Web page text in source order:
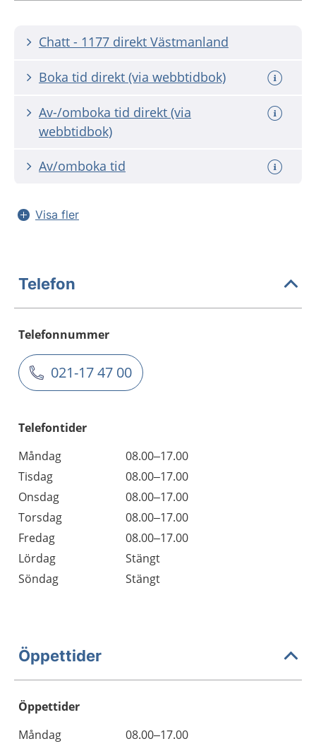
Chatt - 1177 direkt Västmanland
Boka tid direkt (via webbtidbok)
Av-/omboka tid direkt (via
webbtidbok)
Av/omboka tid
Visa fler
Telefon
Telefonnummer
021-17 47 00
Telefontider
Måndag
08.00–17.00
Tisdag
08.00–17.00
Onsdag
08.00–17.00
Torsdag
08.00–17.00
Fredag
08.00–17.00
Lördag
Stängt
Söndag
Stängt
Öppettider
Öppettider
Dag
Öppettider
Kommentarer
Måndag
08.00–17.00